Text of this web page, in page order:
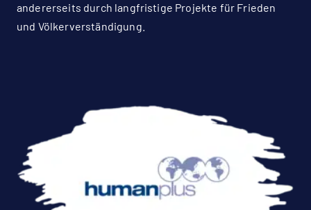
andererseits durch langfristige Projekte für Frieden
und Völkerverständigung.